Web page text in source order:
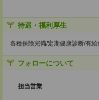
待遇・福利厚生
各種保険完備/定期健康診断/有
フォローについて
担当営業